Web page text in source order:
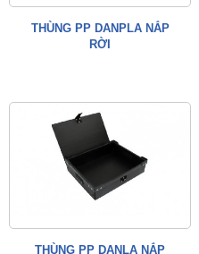
THÙNG PP DANPLA NẮP
RỜI
THÙNG PP DANLA NẮP